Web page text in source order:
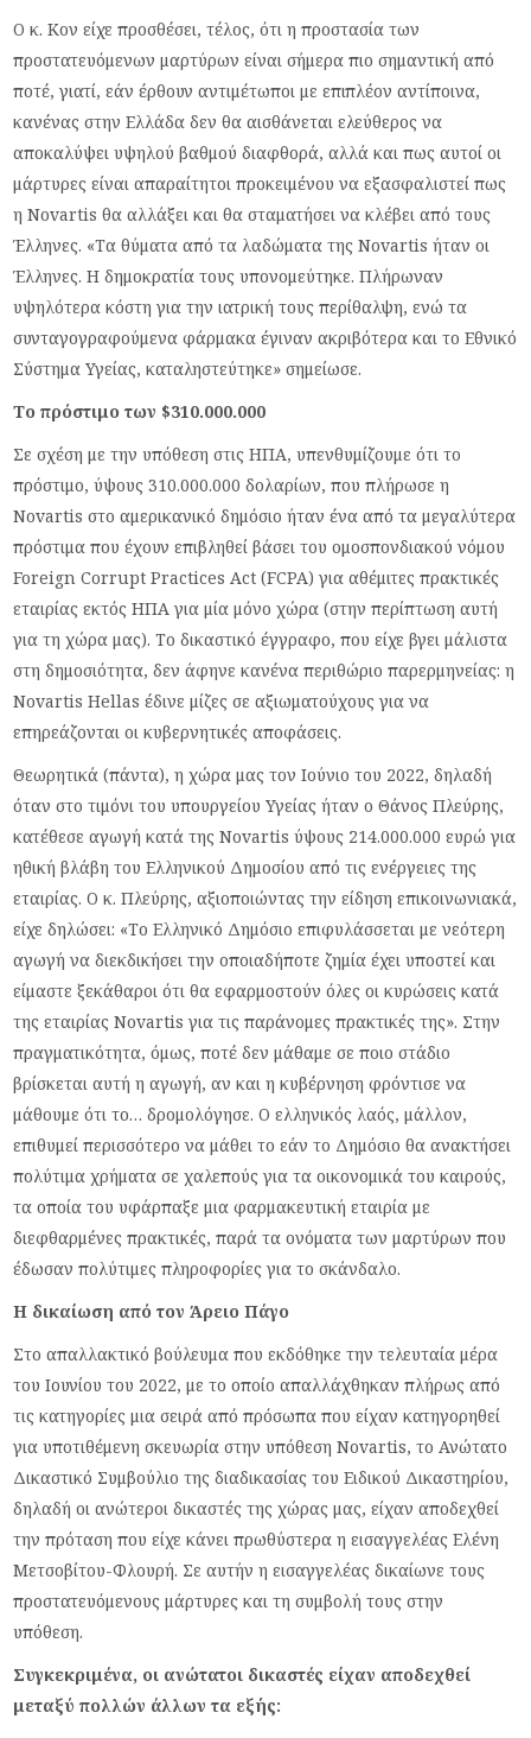
Ο κ. Κον είχε προσθέσει, τέλος, ότι η προστασία των
προστατευόμενων μαρτύρων είναι σήμερα πιο σημαντική από
ποτέ, γιατί, εάν έρθουν αντιμέτωποι με επιπλέον αντίποινα,
κανένας στην Ελλάδα δεν θα αισθάνεται ελεύθερος να
αποκαλύψει υψηλού βαθμού διαφθορά, αλλά και πως αυτοί οι
μάρτυρες είναι απαραίτητοι προκειμένου να εξασφαλιστεί πως
η Novartis θα αλλάξει και θα σταματήσει να κλέβει από τους
Έλληνες. «Τα θύματα από τα λαδώματα της Novartis ήταν οι
Έλληνες. Η δημοκρατία τους υπονομεύτηκε. Πλήρωναν
υψηλότερα κόστη για την ιατρική τους περίθαλψη, ενώ τα
συνταγογραφούμενα φάρμακα έγιναν ακριβότερα και το Εθνικό
Σύστημα Υγείας, καταληστεύτηκε» σημείωσε.
Το πρόστιμο των $310.000.000
Σε σχέση με την υπόθεση στις ΗΠΑ, υπενθυμίζουμε ότι το
πρόστιμο, ύψους 310.000.000 δολαρίων, που πλήρωσε η
Novartis στο αμερικανικό δημόσιο ήταν ένα από τα μεγαλύτερα
πρόστιμα που έχουν επιβληθεί βάσει του ομοσπονδιακού νόμου
Foreign Corrupt Practices Act (FCPA) για αθέμιτες πρακτικές
εταιρίας εκτός ΗΠΑ για μία μόνο χώρα (στην περίπτωση αυτή
για τη χώρα μας). Το δικαστικό έγγραφο, που είχε βγει μάλιστα
στη δημοσιότητα, δεν άφηνε κανένα περιθώριο παρερμηνείας: η
Novartis Hellas έδινε μίζες σε αξιωματούχους για να
επηρεάζονται οι κυβερνητικές αποφάσεις.
Θεωρητικά (πάντα), η χώρα μας τον Ιούνιο του 2022, δηλαδή
όταν στο τιμόνι του υπουργείου Υγείας ήταν ο Θάνος Πλεύρης,
κατέθεσε αγωγή κατά της Novartis ύψους 214.000.000 ευρώ για
ηθική βλάβη του Ελληνικού Δημοσίου από τις ενέργειες της
εταιρίας. Ο κ. Πλεύρης, αξιοποιώντας την είδηση επικοινωνιακά,
είχε δηλώσει: «Το Ελληνικό Δημόσιο επιφυλάσσεται με νεότερη
αγωγή να διεκδικήσει την οποιαδήποτε ζημία έχει υποστεί και
είμαστε ξεκάθαροι ότι θα εφαρμοστούν όλες οι κυρώσεις κατά
της εταιρίας Novartis για τις παράνομες πρακτικές της». Στην
πραγματικότητα, όμως, ποτέ δεν μάθαμε σε ποιο στάδιο
βρίσκεται αυτή η αγωγή, αν και η κυβέρνηση φρόντισε να
μάθουμε ότι το… δρομολόγησε. Ο ελληνικός λαός, μάλλον,
επιθυμεί περισσότερο να μάθει το εάν το Δημόσιο θα ανακτήσει
πολύτιμα χρήματα σε χαλεπούς για τα οικονομικά του καιρούς,
τα οποία του υφάρπαξε μια φαρμακευτική εταιρία με
διεφθαρμένες πρακτικές, παρά τα ονόματα των μαρτύρων που
έδωσαν πολύτιμες πληροφορίες για το σκάνδαλο.
Η δικαίωση από τον Άρειο Πάγο
Στο απαλλακτικό βούλευμα που εκδόθηκε την τελευταία μέρα
του Ιουνίου του 2022, με το οποίο απαλλάχθηκαν πλήρως από
τις κατηγορίες μια σειρά από πρόσωπα που είχαν κατηγορηθεί
για υποτιθέμενη σκευωρία στην υπόθεση Novartis, το Ανώτατο
Δικαστικό Συμβούλιο της διαδικασίας του Ειδικού Δικαστηρίου,
δηλαδή οι ανώτεροι δικαστές της χώρας μας, είχαν αποδεχθεί
την πρόταση που είχε κάνει πρωθύστερα η εισαγγελέας Ελένη
Μετσοβίτου-Φλουρή. Σε αυτήν η εισαγγελέας δικαίωνε τους
προστατευόμενους μάρτυρες και τη συμβολή τους στην
υπόθεση.
Συγκεκριμένα, οι ανώτατοι δικαστές είχαν αποδεχθεί
μεταξύ πολλών άλλων τα εξής: